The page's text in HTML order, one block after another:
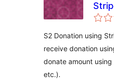
S2 Donation using
receive donation
donate amount
etc.).